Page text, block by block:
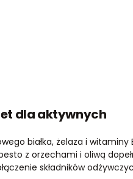
dla aktywnych
białka, żelaza i
z orzechami i oliwą
składników